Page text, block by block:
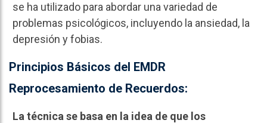
se ha utilizado para abordar una variedad de
problemas psicológicos, incluyendo la ansiedad, la
depresión y fobias.
Principios Básicos del EMDR
Reprocesamiento de Recuerdos:
La técnica se basa en la idea de que los